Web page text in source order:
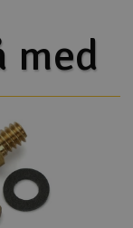
med